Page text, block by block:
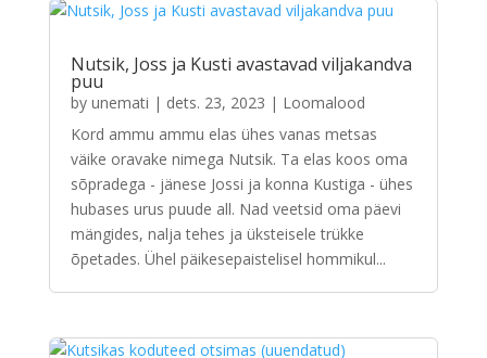
Nutsik, Joss ja Kusti avastavad viljakandva
puu
by unemati | dets. 23, 2023 | Loomalood
Kord ammu ammu elas ühes vanas metsas
väike oravake nimega Nutsik. Ta elas koos oma
sõpradega - jänese Jossi ja konna Kustiga - ühes
hubases urus puude all. Nad veetsid oma päevi
mängides, nalja tehes ja üksteisele trükke
õpetades. Ühel päikesepaistelisel hommikul...